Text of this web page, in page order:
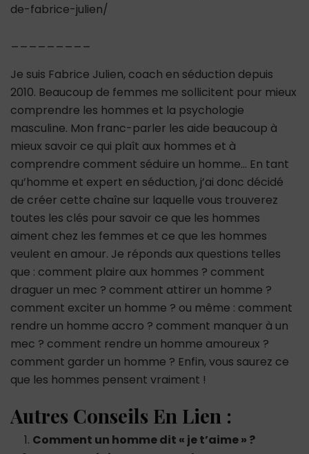
de-fabrice-julien/
Je suis Fabrice Julien, coach en séduction depuis
2010. Beaucoup de femmes me sollicitent pour mieux
comprendre les hommes et la psychologie
masculine. Mon franc-parler les aide beaucoup à
mieux savoir ce qui plaît aux hommes et à
comprendre comment séduire un homme… En tant
qu’homme et expert en séduction, j’ai donc décidé
de créer cette chaîne sur laquelle vous trouverez
toutes les clés pour savoir ce que les hommes
aiment chez les femmes et ce que les hommes
veulent en amour. Je réponds aux questions telles
que : comment plaire aux hommes ? comment
draguer un mec ? comment attirer un homme ?
comment exciter un homme ? ou même : comment
rendre un homme accro ? comment manquer à un
mec ? comment rendre un homme amoureux ?
comment garder un homme ? Enfin, vous saurez ce
que les hommes pensent vraiment !
Autres Conseils En Lien :
Comment un homme dit « je t’aime » ?